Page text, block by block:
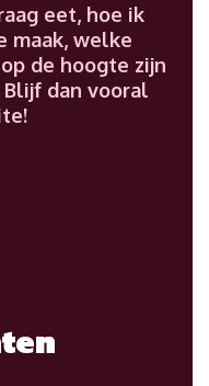
eet, hoe ik
maak, welke
de hoogte zijn
Blijf dan vooral